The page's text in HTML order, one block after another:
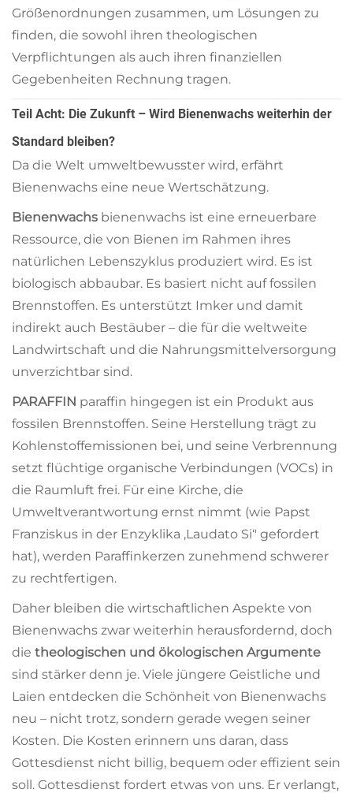
Größenordnungen zusammen, um Lösungen zu
finden, die sowohl ihren theologischen
Verpflichtungen als auch ihren finanziellen
Gegebenheiten Rechnung tragen.
Teil Acht: Die Zukunft – Wird Bienenwachs weiterhin der
Standard bleiben?
Da die Welt umweltbewusster wird, erfährt
Bienenwachs eine neue Wertschätzung.
Bienenwachs bienenwachs ist eine erneuerbare
Ressource, die von Bienen im Rahmen ihres
natürlichen Lebenszyklus produziert wird. Es ist
biologisch abbaubar. Es basiert nicht auf fossilen
Brennstoffen. Es unterstützt Imker und damit
indirekt auch Bestäuber – die für die weltweite
Landwirtschaft und die Nahrungsmittelversorgung
unverzichtbar sind.
PARAFFIN paraffin hingegen ist ein Produkt aus
fossilen Brennstoffen. Seine Herstellung trägt zu
Kohlenstoffemissionen bei, und seine Verbrennung
setzt flüchtige organische Verbindungen (VOCs) in
die Raumluft frei. Für eine Kirche, die
Umweltverantwortung ernst nimmt (wie Papst
Franziskus in der Enzyklika ‚Laudato Si‘' gefordert
hat), werden Paraffinkerzen zunehmend schwerer
zu rechtfertigen.
Daher bleiben die wirtschaftlichen Aspekte von
Bienenwachs zwar weiterhin herausfordernd, doch
die theologischen und ökologischen Argumente
sind stärker denn je. Viele jüngere Geistliche und
Laien entdecken die Schönheit von Bienenwachs
neu – nicht trotz, sondern gerade wegen seiner
Kosten. Die Kosten erinnern uns daran, dass
Gottesdienst nicht billig, bequem oder effizient sein
soll. Gottesdienst fordert etwas von uns. Er verlangt,